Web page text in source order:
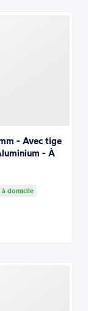
- Avec tige
- À
à domicile